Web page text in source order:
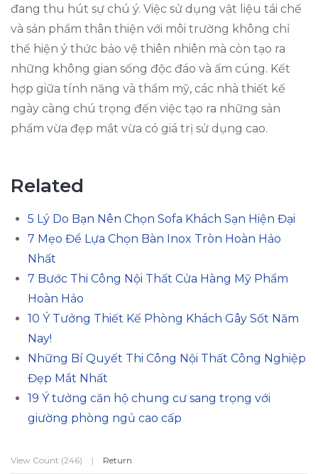
đang thu hút sự chú ý. Việc sử dụng vật liệu tái chế
và sản phẩm thân thiện với môi trường không chỉ
thể hiện ý thức bảo vệ thiên nhiên mà còn tạo ra
những không gian sống độc đáo và ấm cúng. Kết
hợp giữa tính năng và thẩm mỹ, các nhà thiết kế
ngày càng chú trọng đến việc tạo ra những sản
phẩm vừa đẹp mắt vừa có giá trị sử dụng cao.
Related
5 Lý Do Bạn Nên Chọn Sofa Khách Sạn Hiện Đại
7 Mẹo Để Lựa Chọn Bàn Inox Tròn Hoàn Hảo
Nhất
7 Bước Thi Công Nội Thất Cửa Hàng Mỹ Phẩm
Hoàn Hảo
10 Ý Tưởng Thiết Kế Phòng Khách Gây Sốt Năm
Nay!
Những Bí Quyết Thi Công Nội Thất Công Nghiệp
Đẹp Mắt Nhất
19 Ý tưởng căn hộ chung cư sang trọng với
giường phòng ngủ cao cấp
View Count (246) | Return